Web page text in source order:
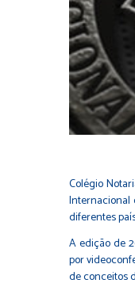
Colégio
Internacional
diferentes
A edição de
por
de conceitos